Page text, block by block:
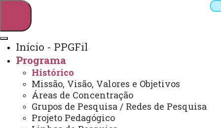
Webmail Sistemas
Telefones
Arquivo Virtual
Campus
Início - PPGFil
Programa
Histórico
Missão, Visão, Valores e Objetivos
Áreas de Concentração
Grupos de Pesquisa / Redes de Pesquisa
Projeto Pedagógico